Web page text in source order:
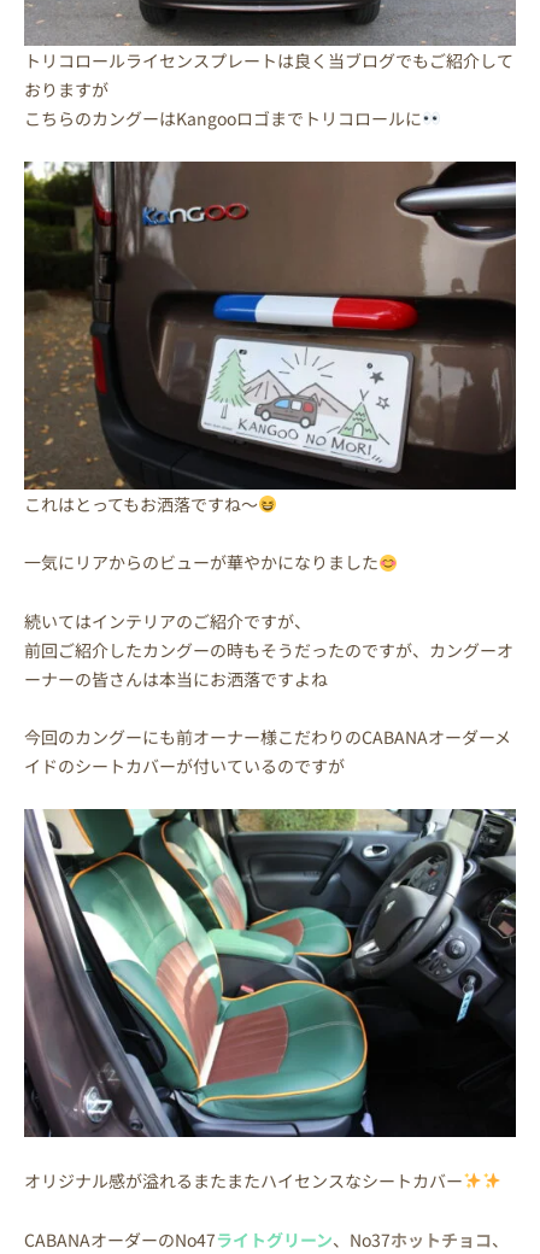
トリコロールライセンスプレートは良く当ブログでもご紹介して
おりますが
こちらのカングーはKangooロゴまでトリコロールに
これはとってもお洒落ですね～
一気にリアからのビューが華やかになりました
続いてはインテリアのご紹介ですが、
前回ご紹介したカングーの時もそうだったのですが、カングーオ
ーナーの皆さんは本当にお洒落ですよね
今回のカングーにも前オーナー様こだわりのCABANAオーダーメ
イドのシートカバーが付いているのですが
オリジナル感が溢れるまたまたハイセンスなシートカバー
CABANAオーダーのNo47ライトグリーン、No37ホットチョコ、